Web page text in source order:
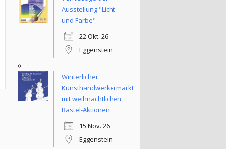
Ausstellung "Licht
und Farbe"
22 Okt. 26
Eggenstein
Winterlicher
Kunsthandwerkermarkt
mit weihnachtlichen
Bastel-Aktionen
15 Nov. 26
Eggenstein